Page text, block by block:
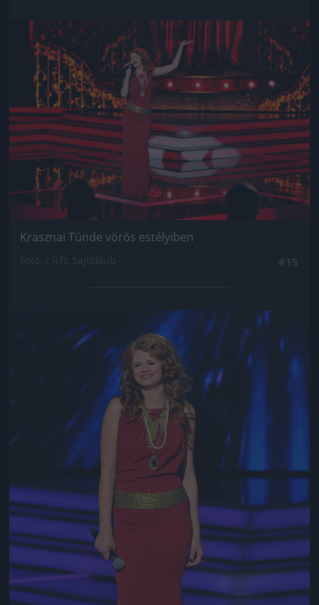
Jön még kép!
Krasznai Tünde vörös estélyiben
Jön még kép!